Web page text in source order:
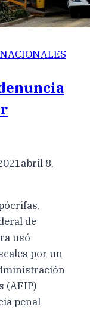
NACIONALES
abril 8,
de
usó
por un
(AFIP)
penal